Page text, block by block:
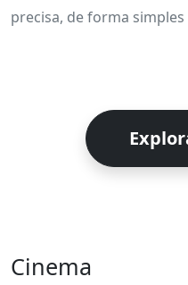
precisa, de forma
Cinema